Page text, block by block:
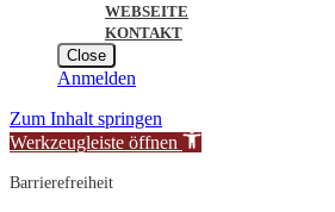
WEBSEITE
KONTAKT
Close
Anmelden
Zum Inhalt springen
Werkzeugleiste öffnen
Barrierefreiheit